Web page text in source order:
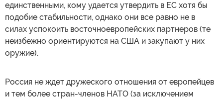
единственными, кому удается утвердить в ЕС хотя бы
подобие стабильности, однако они все равно не в
силах успокоить восточноевропейских партнеров (те
неизбежно ориентируются на США и закупают у них
оружие).
Россия не ждет дружеского отношения от европейцев
и тем более стран-членов НАТО (за исключением